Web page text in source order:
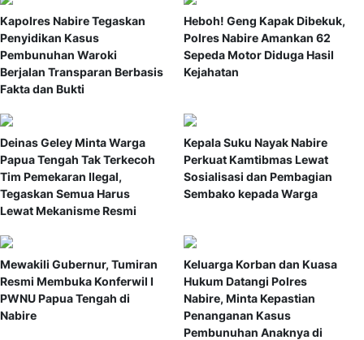
Kapolres Nabire Tegaskan
Penyidikan Kasus
Pembunuhan Waroki
Berjalan Transparan Berbasis
Fakta dan Bukti
Heboh! Geng Kapak Dibekuk,
Polres Nabire Amankan 62
Sepeda Motor Diduga Hasil
Kejahatan
Deinas Geley Minta Warga
Papua Tengah Tak Terkecoh
Tim Pemekaran Ilegal,
Tegaskan Semua Harus
Lewat Mekanisme Resmi
Kepala Suku Nayak Nabire
Perkuat Kamtibmas Lewat
Sosialisasi dan Pembagian
Sembako kepada Warga
Mewakili Gubernur, Tumiran
Resmi Membuka Konferwil I
PWNU Papua Tengah di
Nabire
Keluarga Korban dan Kuasa
Hukum Datangi Polres
Nabire, Minta Kepastian
Penanganan Kasus
Pembunuhan Anaknya di